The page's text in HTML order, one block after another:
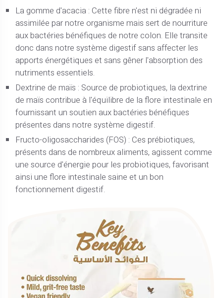
La gomme d'acacia : Cette fibre n'est ni dégradée ni
assimilée par notre organisme mais sert de nourriture
aux bactéries bénéfiques de notre colon. Elle transite
donc dans notre système digestif sans affecter les
apports énergétiques et sans gêner l'absorption des
nutriments essentiels.
Dextrine de maïs : Source de probiotiques, la dextrine
de maïs contribue à l'équilibre de la flore intestinale en
fournissant un soutien aux bactéries bénéfiques
présentes dans notre système digestif.
Fructo-oligosaccharides (FOS) : Ces prébiotiques,
présents dans de nombreux aliments, agissent comme
une source d'énergie pour les probiotiques, favorisant
ainsi une flore intestinale saine et un bon
fonctionnement digestif.